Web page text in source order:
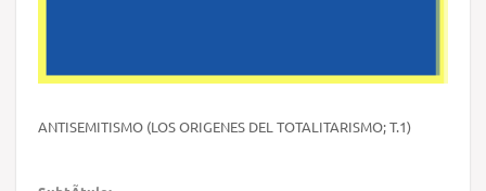
ANTISEMITISMO (LOS ORIGENES DEL TOTALITARISMO; T.1)